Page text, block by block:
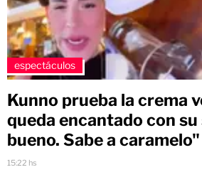
espectáculos
Kunno prueba la crema
queda encantado con
bueno. Sabe a caramelo"
15:22 hs